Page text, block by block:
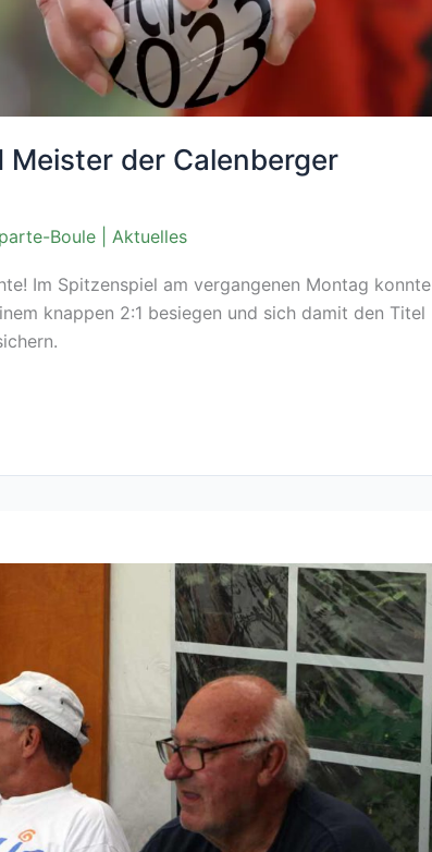
Meister der Calenberger
Boule Aktuelles
Im Spitzenspiel am vergangenen Montag konnte
knappen 2:1 besiegen und sich damit den Titel